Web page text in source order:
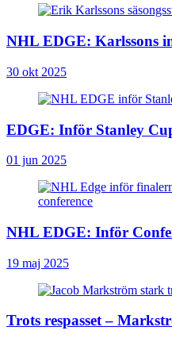
NHL EDGE: Karlssons
30 okt 2025
EDGE: Inför Stanley
01 jun 2025
NHL EDGE: Inför
19 maj 2025
Trots respasset –